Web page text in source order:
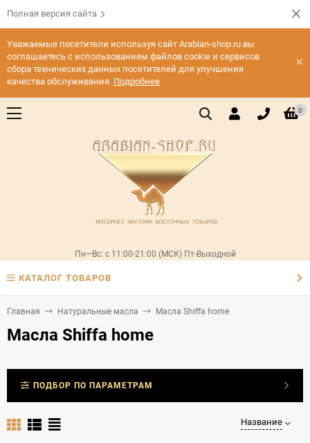
Полная версия сайта
Уважаемые посетители используя сайт Arabian-shop.ru вы
соглашаетесь с использованием файлов cookie и сервисов
сбора технических данных посетителей для улучшения
качества обслуживания. Подробнее
×
0
Пн—Вс: с 11:00-21:00 (МСК) Пт-Выходной
КАТАЛОГ ТОВАРОВ
Главная Натуральные масла Масла Shiffa home
Масла Shiffa home
ПОДБОР ПО ПАРАМЕТРАМ
Название